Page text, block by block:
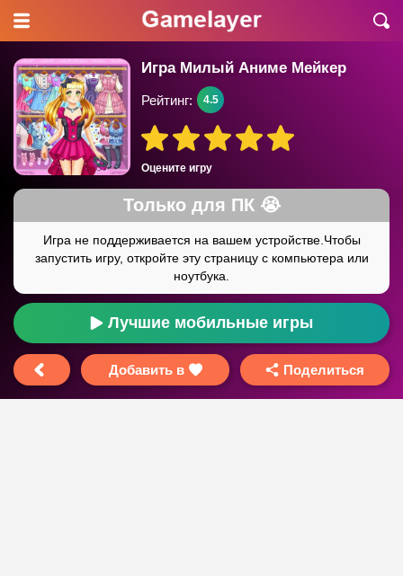
Игра Милый Аниме Мейкер
Оцените игру
Рейтинг: 4.5
Лучшие мобильные игры
Добавить в Поделиться